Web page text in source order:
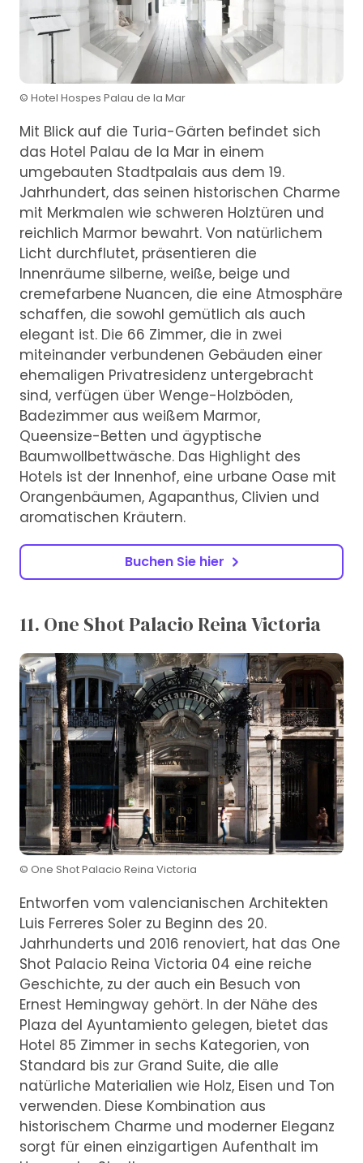
© Hotel Hospes Palau de la Mar
Mit Blick auf die Turia-Gärten befindet sich
das Hotel Palau de la Mar in einem
umgebauten Stadtpalais aus dem 19.
Jahrhundert, das seinen historischen Charme
mit Merkmalen wie schweren Holztüren und
reichlich Marmor bewahrt. Von natürlichem
Licht durchflutet, präsentieren die
Innenräume silberne, weiße, beige und
cremefarbene Nuancen, die eine Atmosphäre
schaffen, die sowohl gemütlich als auch
elegant ist. Die 66 Zimmer, die in zwei
miteinander verbundenen Gebäuden einer
ehemaligen Privatresidenz untergebracht
sind, verfügen über Wenge-Holzböden,
Badezimmer aus weißem Marmor,
Queensize-Betten und ägyptische
Baumwollbettwäsche. Das Highlight des
Hotels ist der Innenhof, eine urbane Oase mit
Orangenbäumen, Agapanthus, Clivien und
aromatischen Kräutern.
Buchen Sie hier
11. One Shot Palacio Reina Victoria
© One Shot Palacio Reina Victoria
Entworfen vom valencianischen Architekten
Luis Ferreres Soler zu Beginn des 20.
Jahrhunderts und 2016 renoviert, hat das One
Shot Palacio Reina Victoria 04 eine reiche
Geschichte, zu der auch ein Besuch von
Ernest Hemingway gehört. In der Nähe des
Plaza del Ayuntamiento gelegen, bietet das
Hotel 85 Zimmer in sechs Kategorien, von
Standard bis zur Grand Suite, die alle
natürliche Materialien wie Holz, Eisen und Ton
verwenden. Diese Kombination aus
historischem Charme und moderner Eleganz
sorgt für einen einzigartigen Aufenthalt im